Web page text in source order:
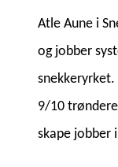
Atle Aune i
og jobber
snekkeryrket.
9/10
skape jobber